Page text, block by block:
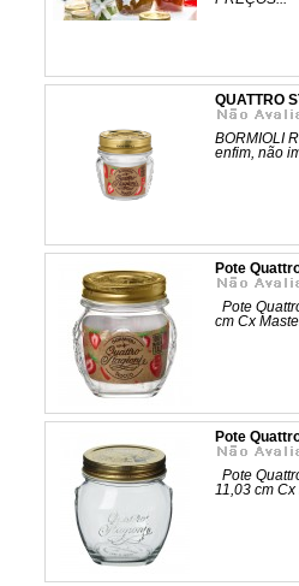
QUATTRO
BORMIOLI
enfim, não
Pote
Pote
cm Cx
Pote
Pote
11,03 cm